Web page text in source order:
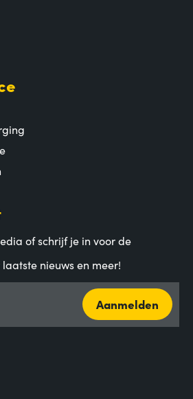
of schrijf je in voor de
nieuws en meer!
Aanmelden